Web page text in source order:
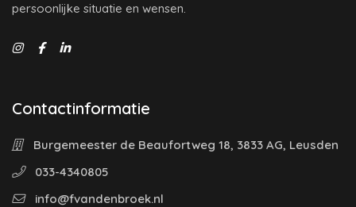
persoonlijke situatie en wensen.
Contactinformatie
Burgemeester de Beaufortweg 18, 3833 AG, Leusden
033-4340805
info@fvandenbroek.nl